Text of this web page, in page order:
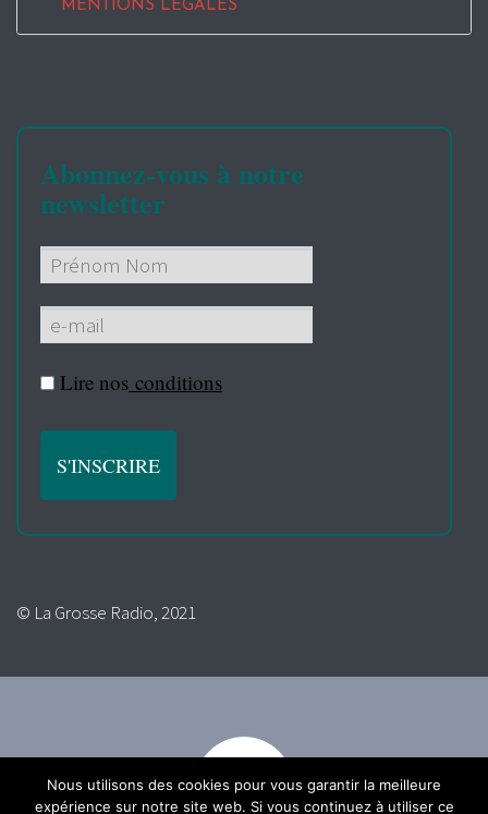
MENTIONS LEGALES
Abonnez-vous à notre
newsletter
Lire nos conditions
© La Grosse Radio, 2021
Nous utilisons des cookies pour vous garantir la meilleure
expérience sur notre site web. Si vous continuez à utiliser ce